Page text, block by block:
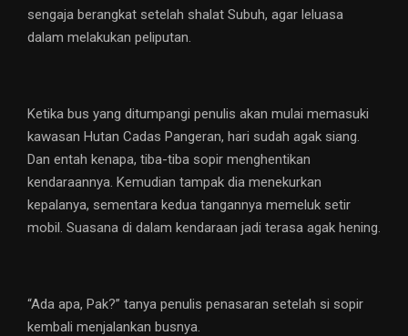
sengaja berangkat setelah shalat Subuh, agar leluasa
dalam melakukan peliputan.
Ketika bus yang ditumpangi penulis akan mulai memasuki
kawasan Hutan Cadas Pangeran, hari sudah agak siang.
Dan entah kenapa, tiba-tiba sopir menghentikan
kendaraannya. Kemudian tampak dia menekurkan
kepalanya, sementara kedua tangannya memeluk setir
mobil. Suasana di dalam kendaraan jadi terasa agak hening.
“Ada apa, Pak?” tanya penulis penasaran setelah si sopir
kembali menjalankan busnya.